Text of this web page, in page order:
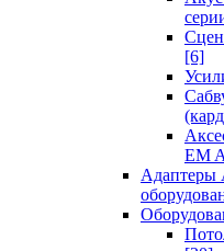
[6]
EM
Адаптеры